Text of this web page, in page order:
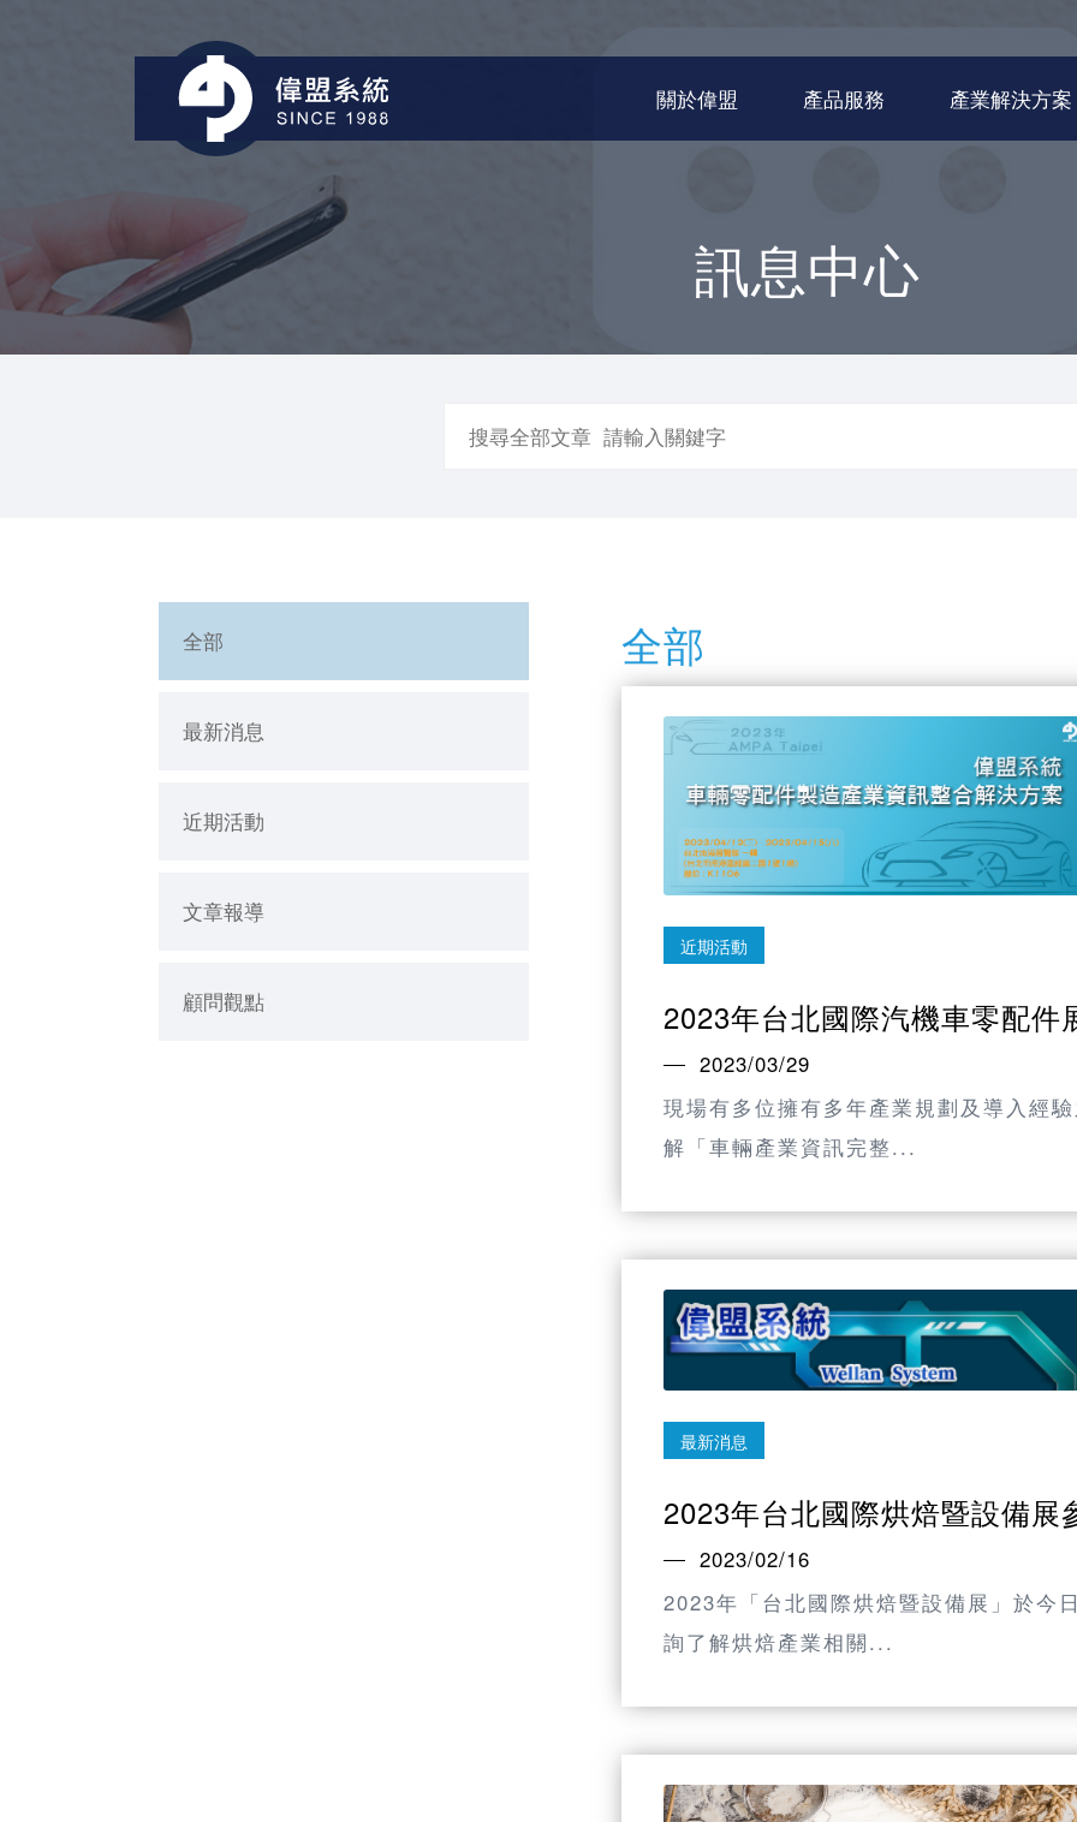
關於偉盟 產品服務 產業解決方案
訊息中心
全部
最新消息
近期活動
文章報導
顧問觀點
全部
近期活動
2023年台北國際汽機車零配件
2023/03/29
現場有多位擁有多年產業規劃及導入經
解「車輛產業資訊完整...
最新消息
2023年台北國際烘焙暨設備展
2023/02/16
2023年「台北國際烘焙暨設備展」於今
詢了解烘焙產業相關...